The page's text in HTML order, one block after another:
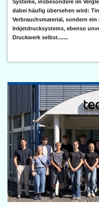
Systeme, insbesondere im
dabei häufig übersehen wird:
Verbrauchsmaterial, sondern
Inkjetdrucksystems, ebenso
Druckwerk selbst.......